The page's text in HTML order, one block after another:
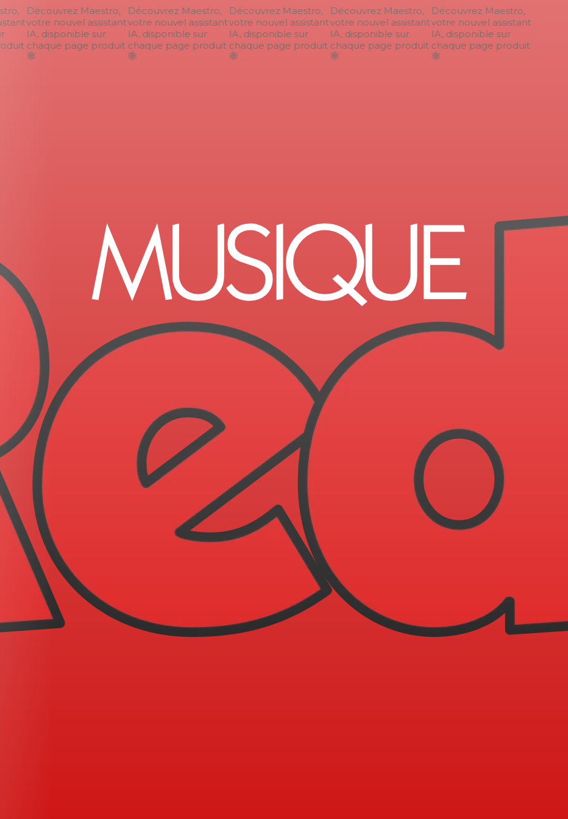
Découvrez Maestro,
votre nouvel assistant
IA, disponible sur
chaque page produit
Découvrez Maestro,
votre nouvel assistant
IA, disponible sur
chaque page produit
Découvrez Maestro,
votre nouvel assistant
IA, disponible sur
chaque page produit
Découvrez Maestro,
votre nouvel assistant
IA, disponible sur
chaque page produit
Découvrez Maestro,
votre nouvel assistant
IA, disponible sur
chaque page produit